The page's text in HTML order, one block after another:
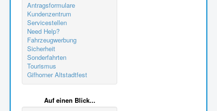
Antragsformulare
Kundenzentrum
Servicestellen
Need Help?
Fahrzeugwerbung
Sicherheit
Sonderfahrten
Tourismus
Gifhorner Altstadtfest
Auf einen Blick...